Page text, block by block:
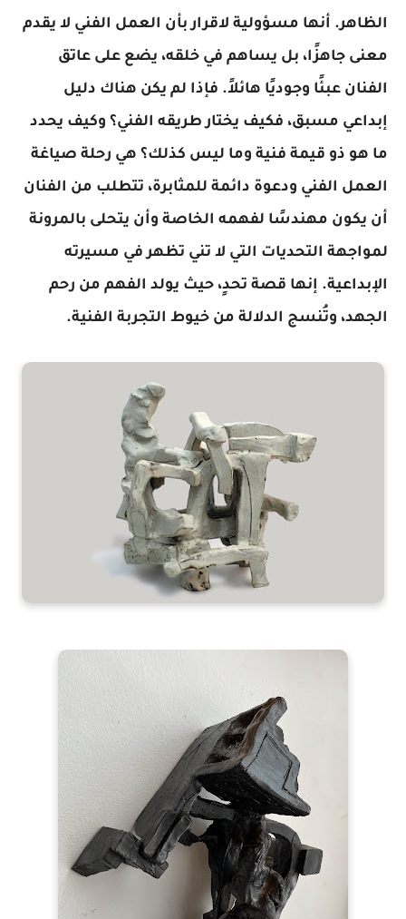
الظاهر. أنها مسؤولية لاقرار بأن العمل الفني لا يقدم
معنى جاهزًا، بل يساهم في خلقه، يضع على عاتق
الفنان عبئًا وجوديًا هائلاً. فإذا لم يكن هناك دليل
إبداعي مسبق، فكيف يختار طريقه الفني؟ وكيف يحدد
ما هو ذو قيمة فنية وما ليس كذلك؟ هي رحلة صياغة
العمل الفني ودعوة دائمة للمثابرة، تتطلب من الفنان
أن يكون مهندسًا لفهمه الخاصة وأن يتحلى بالمرونة
لمواجهة التحديات التي لا تني تظهر في مسيرته
الإبداعية. إنها قصة تحدٍ، حيث يولد الفهم من رحم
الجهد، وتُنسج الدلالة من خيوط التجربة الفنية.